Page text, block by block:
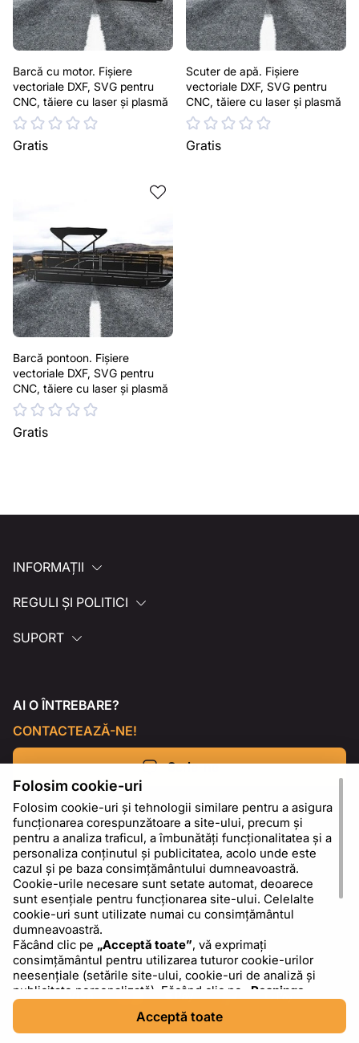
Barcă cu motor. Fișiere
vectoriale DXF, SVG pentru
CNC, tăiere cu laser și plasmă
Gratis
Scuter de apă. Fișiere
vectoriale DXF, SVG pentru
CNC, tăiere cu laser și plasmă
Gratis
Barcă pontoon. Fișiere
vectoriale DXF, SVG pentru
CNC, tăiere cu laser și plasmă
Gratis
INFORMAȚII
REGULI ȘI POLITICI
SUPORT
AI O ÎNTREBARE?
CONTACTEAZĂ-NE!
Scrie-ne
RO USD - US Dollar ($)
Folosim cookie-uri
Folosim cookie-uri și tehnologii similare pentru a asigura
funcționarea corespunzătoare a site-ului, precum și
pentru a analiza traficul, a îmbunătăți funcționalitatea și a
personaliza conținutul și publicitatea, acolo unde este
cazul și pe baza consimțământului dumneavoastră.
Cookie-urile necesare sunt setate automat, deoarece
sunt esențiale pentru funcționarea site-ului. Celelalte
cookie-uri sunt utilizate numai cu consimțământul
dumneavoastră.
Făcând clic pe „Acceptă toate”, vă exprimați
consimțământul pentru utilizarea tuturor cookie-urilor
neesențiale (setările site-ului, cookie-uri de analiză și
publicitate personalizată). Făcând clic pe
„Respinge
toate”
necesare. Făcând clic pe„Setări cookie-uri”
alege ce categorii de cookie-uri doriți să permiteți sau să
Acceptă toate